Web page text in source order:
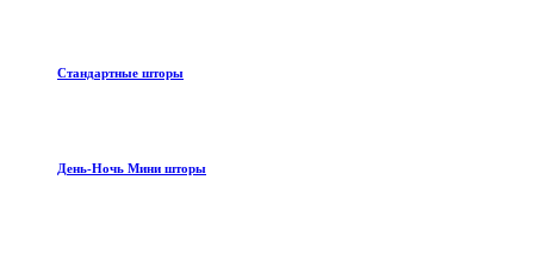
Стандартные шторы
День-Ночь Мини шторы